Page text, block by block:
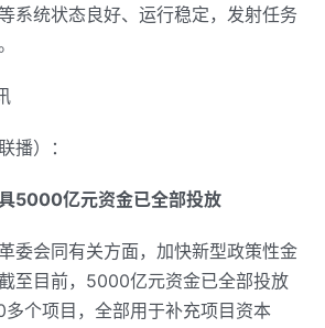
系统状态良好、运行稳定，发射任务
播）：
5000亿元资金已全部投放
委会同有关方面，加快新型政策性金
至目前，5000亿元资金已全部投放
个项目，全部用于补充项目资本